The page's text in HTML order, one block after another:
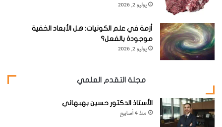
يوليو 2, 2026
أزمة في علم الكونيات: هل الأبعاد الخفية
موجودة بالفعل؟
يوليو 2, 2026
مجلة التقدم العلمي
الأستاذ الدكتور حسين بهبهاني
منذ 4 أسابيع